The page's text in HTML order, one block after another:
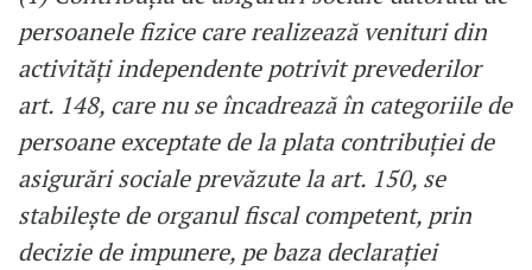
persoanele fizice care realizează venituri din
activităţi independente potrivit prevederilor
art. 148, care nu se încadrează în categoriile de
persoane exceptate de la plata contribuției de
asigurări sociale prevăzute la art. 150, se
stabilește de organul fiscal competent, prin
decizie de impunere, pe baza declaraţiei